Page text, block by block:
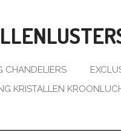
CHANDELIERS
KRISTALLEN